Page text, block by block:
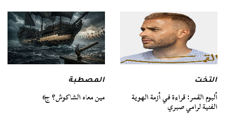
التخت
ألبوم القمر: قراءة في أزمة الهوية
الفنية لرامي صبري
المصطبة
مين معاه الشاكوش؟ ج6